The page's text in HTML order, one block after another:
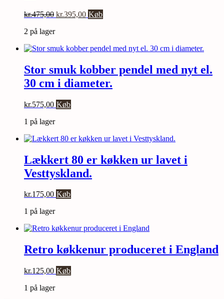
kr.475,00 Den
kr.475,00.
kr.395,00Den
kr.395,00.
Køb
2 på lager
Stor smuk kobber pendel med nyt el.
30 cm i diameter.
kr.575,00 Køb
1 på lager
Lækkert 80 er køkken ur lavet i
Vesttyskland.
kr.175,00 Køb
1 på lager
Retro køkkenur produceret i England
kr.125,00 Køb
1 på lager